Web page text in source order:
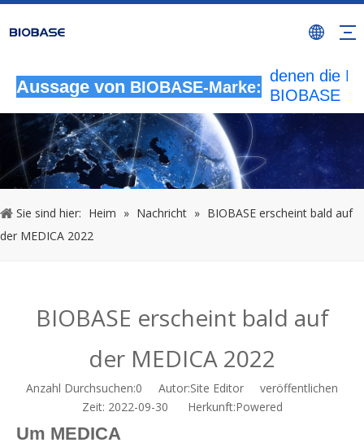
Aussage von BIOBASE-Marke:
autorisierten
denen die
BIOBASE
verwendet
werden als
rechtswidrige
Verletzung
wird die
Sie sind hier: Heim » Nachricht » BIOBASE erscheint bald auf
der MEDICA 2022
BIOBASE erscheint bald auf
der MEDICA 2022
Anzahl Durchsuchen:0 Autor:Site Editor veröffentlichen
Zeit: 2022-09-30 Herkunft:Powered
Um MEDICA